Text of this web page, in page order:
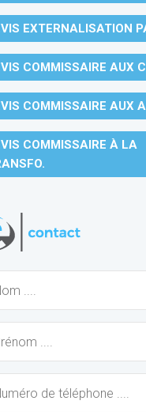
EXTERNALISATION
COMMISSAIRE AUX
COMMISSAIRE AUX
COMMISSAIRE À LA